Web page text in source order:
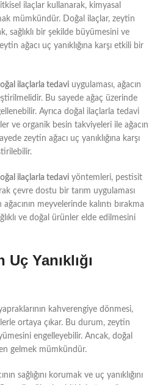
ilaçlar kullanarak, kimyasal
mümkündür. Doğal ilaçlar, zeytin
sağlıklı bir şekilde büyümesini ve
ağacı uç yanıklığına karşı etkili bir
ilaçlarla tedavi uygulaması, ağacın
Bu sayede ağaç üzerinde
Ayrıca doğal ilaçlarla tedavi
ve organik besin takviyeleri ile ağacın
zeytin ağacı uç yanıklığına karşı
ilaçlarla tedavi yöntemleri, pestisit
çevre dostu bir tarım uygulaması
meyvelerinde kalıntı bırakma
ve doğal ürünler elde edilmesini
Yanıklığı
kahverengiye dönmesi,
ortaya çıkar. Bu durum, zeytin
engelleyebilir. Ancak, doğal
gelmek mümkündür.
sağlığını korumak ve uç yanıklığını